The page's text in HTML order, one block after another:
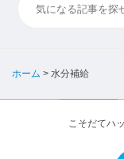
ホーム > 水分補給
こそだてハ